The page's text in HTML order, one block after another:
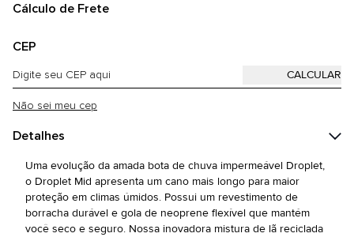
Cálculo de Frete
CEP
Não sei meu cep
Detalhes
Uma evolução da amada bota de chuva impermeável Droplet,
o Droplet Mid apresenta um cano mais longo para maior
proteção em climas úmidos. Possui um revestimento de
borracha durável e gola de neoprene flexível que mantém
você seco e seguro. Nossa inovadora mistura de lã reciclada